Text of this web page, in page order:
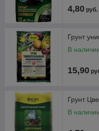
4,80 руб.
Грунт
В
15,90
Грунт
В